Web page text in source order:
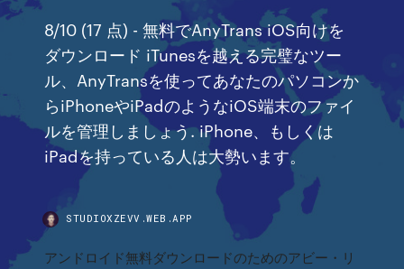
8/10 (17 点) - 無料でAnyTrans iOS向けを
ダウンロード iTunesを越える完璧なツー
ル、AnyTransを使ってあなたのパソコンか
らiPhoneやiPadのようなiOS端末のファイ
ルを管理しましょう. iPhone、もしくは
iPadを持っている人は大勢います。
STUDIOXZEVV.WEB.APP
アンドロイド無料ダウンロードのためのアビー・リ